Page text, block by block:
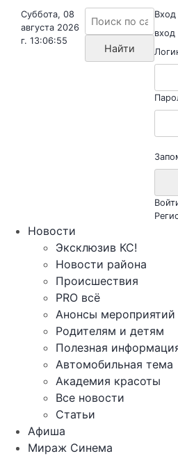
Суббота, 08
августа 2026
г. 13:06:55
Вход
вход
Новости
Эксклюзив КС!
Новости района
Происшествия
PRO всё
Анонсы мероприятий
Родителям и детям
Полезная
Автомобильная тема
Академия красоты
Все новости
Статьи
Афиша
Мираж Синема